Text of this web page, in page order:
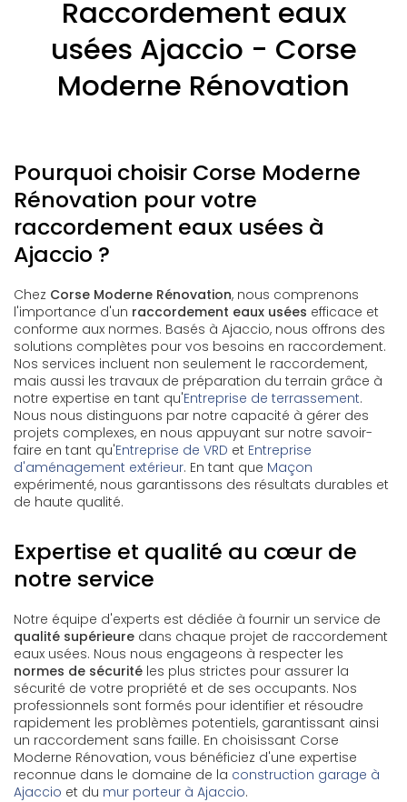
Raccordement eaux
usées Ajaccio - Corse
Moderne Rénovation
Pourquoi choisir Corse Moderne
Rénovation pour votre
raccordement eaux usées à
Ajaccio ?
Chez Corse Moderne Rénovation, nous comprenons
l'importance d'un raccordement eaux usées efficace et
conforme aux normes. Basés à Ajaccio, nous offrons des
solutions complètes pour vos besoins en raccordement.
Nos services incluent non seulement le raccordement,
mais aussi les travaux de préparation du terrain grâce à
notre expertise en tant qu'Entreprise de terrassement.
Nous nous distinguons par notre capacité à gérer des
projets complexes, en nous appuyant sur notre savoir-
faire en tant qu'Entreprise de VRD et Entreprise
d'aménagement extérieur. En tant que Maçon
expérimenté, nous garantissons des résultats durables et
de haute qualité.
Expertise et qualité au cœur de
notre service
Notre équipe d'experts est dédiée à fournir un service de
qualité supérieure dans chaque projet de raccordement
eaux usées. Nous nous engageons à respecter les
normes de sécurité les plus strictes pour assurer la
sécurité de votre propriété et de ses occupants. Nos
professionnels sont formés pour identifier et résoudre
rapidement les problèmes potentiels, garantissant ainsi
un raccordement sans faille. En choisissant Corse
Moderne Rénovation, vous bénéficiez d'une expertise
reconnue dans le domaine de la construction garage à
Ajaccio et du mur porteur à Ajaccio.